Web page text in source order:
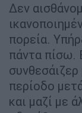
Δεν
πορεία.
πάντα πίσω.
περίοδο
και μαζί με